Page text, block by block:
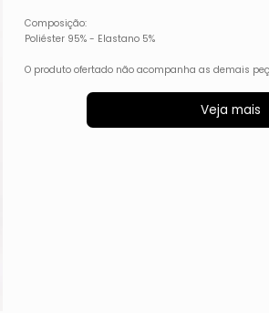
Composição:
Poliéster 95% - Elastano 5%
O produto ofertado não acompanha as demais
Veja mais